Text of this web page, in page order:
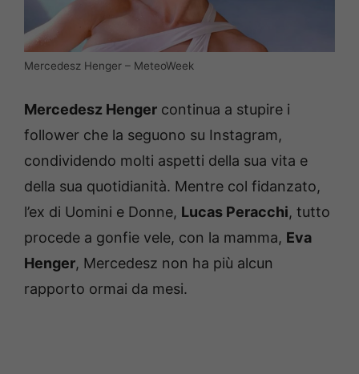
Mercedesz Henger – MeteoWeek
Mercedesz Henger continua a stupire i
follower che la seguono su Instagram,
condividendo molti aspetti della sua vita e
della sua quotidianità. Mentre col fidanzato,
l’ex di Uomini e Donne, Lucas Peracchi, tutto
procede a gonfie vele, con la mamma, Eva
Henger, Mercedesz non ha più alcun
rapporto ormai da mesi.